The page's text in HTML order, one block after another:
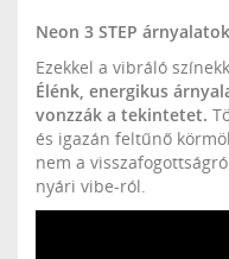
Neon 3 STEP árnyalatok
Ezekkel a vibráló
Élénk, energikus
vonzzák a tekintetet.
és igazán feltűnő
nem a
nyári vibe-ról.